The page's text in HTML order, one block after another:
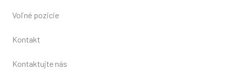
Voľné pozicie
Kontakt
Kontaktujte nás